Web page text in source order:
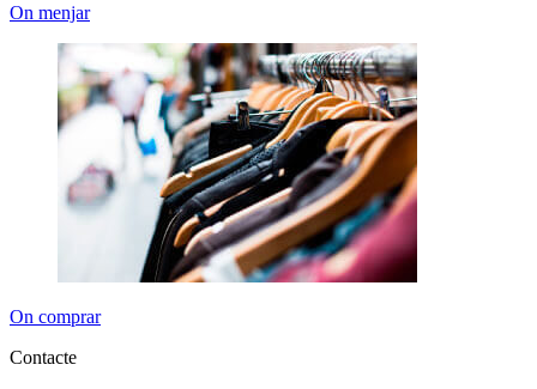
On menjar
On comprar
Contacte